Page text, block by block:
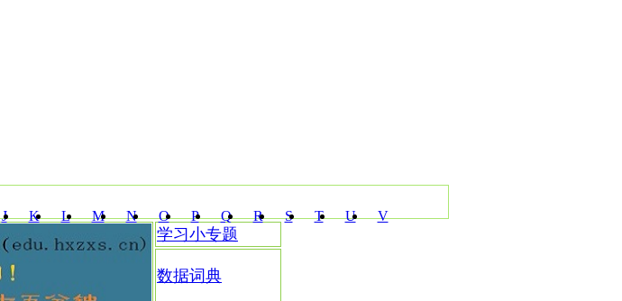
J K L M N O P Q R S T U V
学习小专题
数据词典